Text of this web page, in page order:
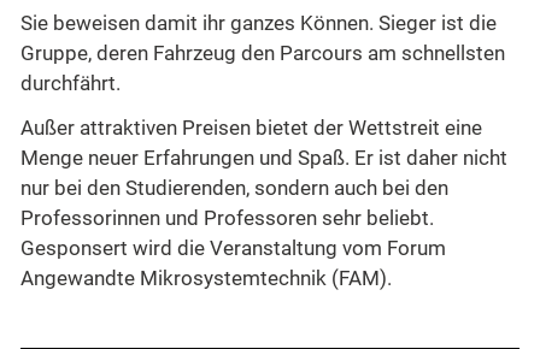
Sie beweisen damit ihr ganzes Können. Sieger ist die
Gruppe, deren Fahrzeug den Parcours am schnellsten
durchfährt.
Außer attraktiven Preisen bietet der Wettstreit eine
Menge neuer Erfahrungen und Spaß. Er ist daher nicht
nur bei den Studierenden, sondern auch bei den
Professorinnen und Professoren sehr beliebt.
Gesponsert wird die Veranstaltung vom Forum
Angewandte Mikrosystemtechnik (FAM).